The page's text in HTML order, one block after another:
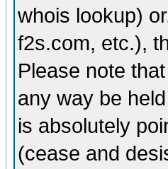
whois lookup)
f2s.com, etc.),
Please note
any way be
is absolutely
(cease and